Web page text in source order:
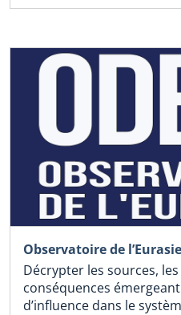
Observatoire de l’Eurasie
Décrypter les sources,
conséquences
d’influence dans le